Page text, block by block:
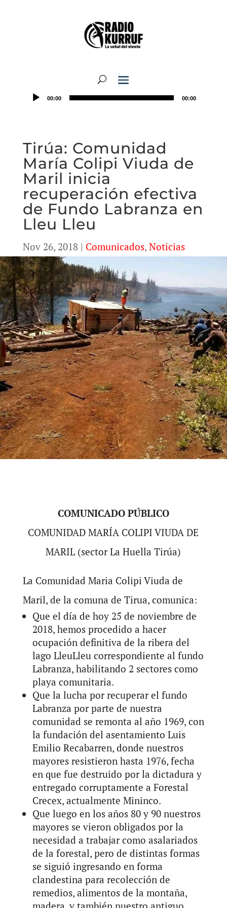
00:00 00:00
Tirúa: Comunidad
María Colipi Viuda de
Maril inicia
recuperación efectiva
de Fundo Labranza en
Lleu Lleu
Nov 26, 2018| Comunicados, Noticias
COMUNICADO PÚBLICO
COMUNIDAD MARÍA COLIPI VIUDA DE
MARIL (sector La Huella Tirúa)
La Comunidad Maria Colipi Viuda de
Maril, de la comuna de Tirua, comunica:
Que el día de hoy 25 de noviembre de
2018, hemos procedido a hacer
ocupación definitiva de la ribera del
lago LleuLleu correspondiente al fundo
Labranza, habilitando 2 sectores como
playa comunitaria.
Que la lucha por recuperar el fundo
Labranza por parte de nuestra
comunidad se remonta al año 1969, con
la fundación del asentamiento Luis
Emilio Recabarren, donde nuestros
mayores resistieron hasta 1976, fecha
en que fue destruido por la dictadura y
entregado corruptamente a Forestal
Crecex, actualmente Mininco.
Que luego en los años 80 y 90 nuestros
mayores se vieron obligados por la
necesidad a trabajar como asalariados
de la forestal, pero de distintas formas
se siguió ingresando en forma
clandestina para recolección de
remedios, alimentos de la montaña,